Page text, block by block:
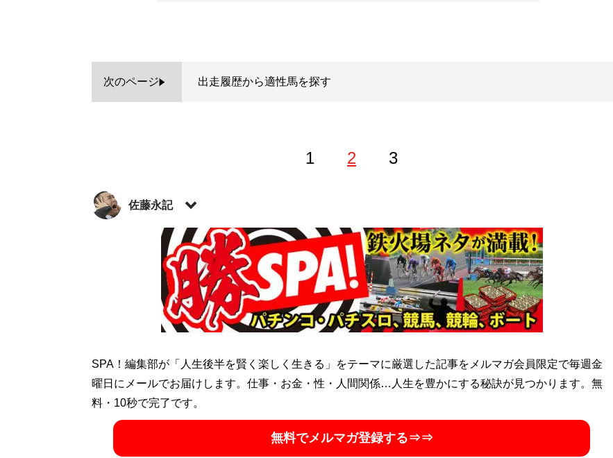
次のページ 出走履歴から適性馬を探す
1 2 3
佐藤永記
公営競技ライター・Youtuber。近鉄ファンとして全国の遠征観戦費用を稼ぐため、全ての公営競技から
勝負レースを絞り込むギャンブラーになる。近鉄球団消滅後、シグナルRightの名前で2010年、全公営競
技を解説する生主として話題となり、現在もツイキャスやYoutubeなどで配信活動を継続中。競輪情報サ
競輪展開予想シート」運営。また、ギャンブラーの視点でプロ野球を数で分析するのが趣味。
@signalright
SPA！編集部が「人生後半を賢く楽しく生きる」をテーマに厳選した記事をメルマガ会員限定で毎週金
曜日にメールでお届けします。仕事・お金・性・人間関係…人生を豊かにする秘訣が見つかります。無
料・10秒で完了です。
無料でメルマガ登録する⇒⇒